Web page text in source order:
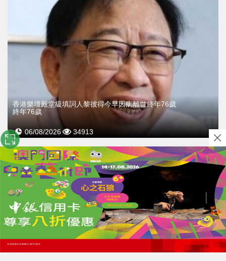
​香港樂壇殿堂級填詞人黎彼得今早因病離世終年76歲
終年76歲
06/08/2026 34913
關於我們｜使用條款及免責聲明｜隱私政策｜廣告查詢